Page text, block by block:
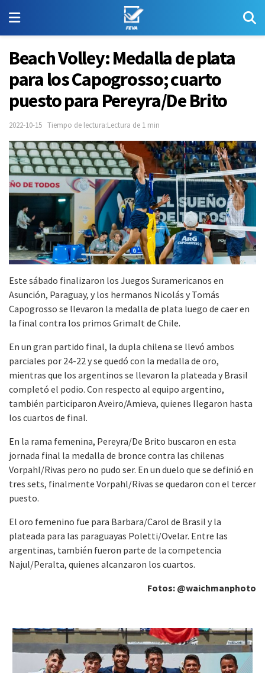
Beach Volley: Medalla de plata
para los Capogrosso; cuarto
puesto para Pereyra/De Brito
2022-10-15 Tiempo de lectura:Lectura de 1 min
Este sábado finalizaron los Juegos Suramericanos en
Asunción, Paraguay, y los hermanos Nicolás y Tomás
Capogrosso se llevaron la medalla de plata luego de caer en
la final contra los primos Grimalt de Chile.
En un gran partido final, la dupla chilena se llevó ambos
parciales por 24-22 y se quedó con la medalla de oro,
mientras que los argentinos se llevaron la plateada y Brasil
completó el podio. Con respecto al equipo argentino,
también participaron Aveiro/Amieva, quienes llegaron hasta
los cuartos de final.
En la rama femenina, Pereyra/De Brito buscaron en esta
jornada final la medalla de bronce contra las chilenas
Vorpahl/Rivas pero no pudo ser. En un duelo que se definió en
tres sets, finalmente Vorpahl/Rivas se quedaron con el tercer
puesto.
El oro femenino fue para Barbara/Carol de Brasil y la
plateada para las paraguayas Poletti/Ovelar. Entre las
argentinas, también fueron parte de la competencia
Najul/Peralta, quienes alcanzaron los cuartos.
Fotos: @waichmanphoto